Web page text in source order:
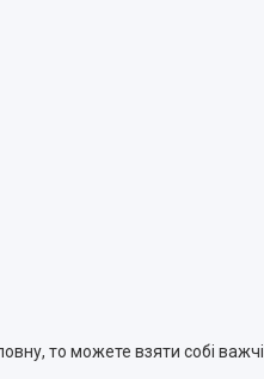
то можете взяти собі важчі